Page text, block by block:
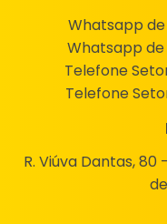
Whatsapp de
Whatsapp de
Telefone
Telefone
R. Viúva Dantas, 80